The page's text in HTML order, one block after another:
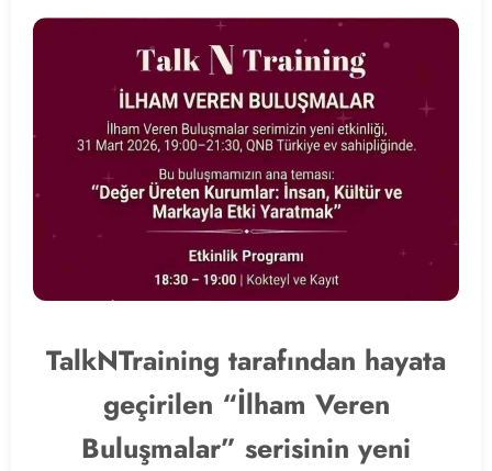
TalkNTraining tarafından hayata
geçirilen “İlham Veren
Buluşmalar” serisinin yeni